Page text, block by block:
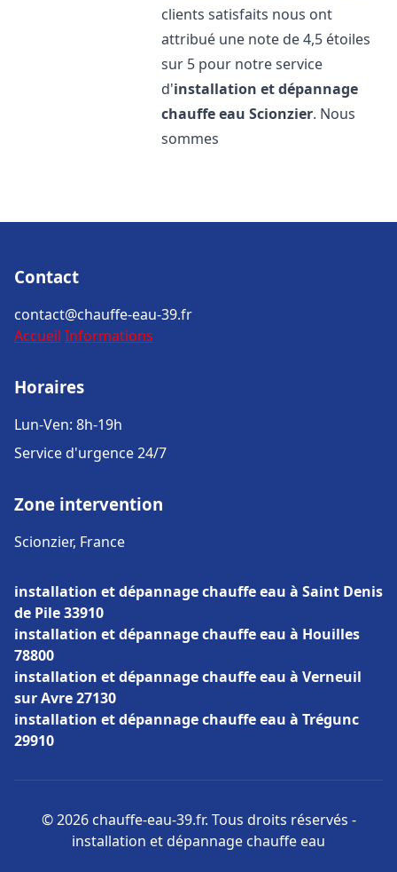
clients satisfaits nous ont
attribué une note de 4,5 étoiles
sur 5 pour notre service
d'installation et dépannage
chauffe eau Scionzier. Nous
sommes
Contact
contact@chauffe-eau-39.fr
Accueil Informations
Horaires
Lun-Ven: 8h-19h
Service d'urgence 24/7
Zone intervention
Scionzier, France
installation et dépannage chauffe eau à Saint Denis
de Pile 33910
installation et dépannage chauffe eau à Houilles
78800
installation et dépannage chauffe eau à Verneuil
sur Avre 27130
installation et dépannage chauffe eau à Trégunc
29910
© 2026 chauffe-eau-39.fr. Tous droits réservés -
installation et dépannage chauffe eau